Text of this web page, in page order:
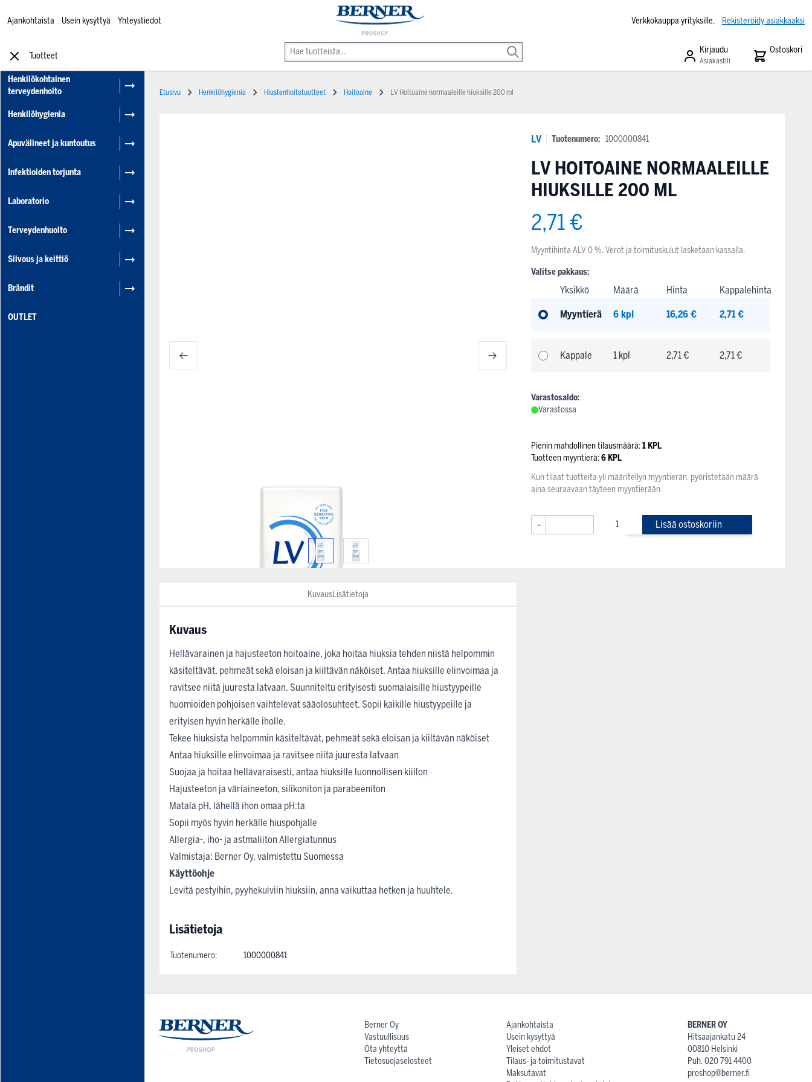
Ajankohtaista Usein kysyttyä Yhteystiedot Verkkokauppa yrityksille. Rekisteröidy asiakkaaksi
Tuotteet
Kirjaudu
Asiakastili
Ostoskori
Henkilökohtainen
terveydenhoito
Henkilöhygienia
Apuvälineet ja kuntoutus
Infektioiden torjunta
Laboratorio
Terveydenhuolto
Siivous ja keittiö
Brändit
OUTLET
LV Tuotenumero: 1000000841
LV HOITOAINE NORMAALEILLE
HIUKSILLE 200 ML
2,71 €
Myyntihinta ALV 0 %. Verot ja toimituskulut lasketaan kassalla.
Valitse pakkaus:
Yksikkö Määrä Hinta Kappalehinta
Myyntierä 6 kpl 16,26 € 2,71 €
Kappale 1 kpl 2,71 € 2,71 €
Varastosaldo:
Varastossa
Pienin mahdollinen tilausmäärä:1 KPL
Tuotteen myyntierä:6 KPL
Kun tilaat tuotteita yli määritellyn myyntierän, pyöristetään määrä
aina seuraavaan täyteen myyntierään
- Lisää ostoskoriin
KuvausLisätietoja
Kuvaus
Hellävarainen ja hajusteeton hoitoaine, joka hoitaa hiuksia tehden niistä helpommin
käsiteltävät, pehmeät sekä eloisan ja kiiltävän näköiset. Antaa hiuksille elinvoimaa ja
ravitsee niitä juuresta latvaan. Suunniteltu erityisesti suomalaisille hiustyypeille
huomioiden pohjoisen vaihtelevat sääolosuhteet. Sopii kaikille hiustyypeille ja
erityisen hyvin herkälle iholle.
Tekee hiuksista helpommin käsiteltävät, pehmeät sekä eloisan ja kiiltävän näköiset
Antaa hiuksille elinvoimaa ja ravitsee niitä juuresta latvaan
Suojaa ja hoitaa hellävaraisesti, antaa hiuksille luonnollisen kiillon
Hajusteeton ja väriaineeton, silikoniton ja parabeeniton
Matala pH, lähellä ihon omaa pH:ta
Sopii myös hyvin herkälle hiuspohjalle
Allergia-, iho- ja astmaliiton Allergiatunnus
Valmistaja: Berner Oy, valmistettu Suomessa
Käyttöohje
Levitä pestyihin, pyyhekuiviin hiuksiin, anna vaikuttaa hetken ja huuhtele.
Lisätietoja
Tuotenumero: 1000000841
Etusivu Henkilöhygienia Hiustenhoitotuotteet Hoitoaine LV Hoitoaine normaaleille hiuksille 200 ml
Berner Oy
Vastuullisuus
Ota yhteyttä
Tietosuojaselosteet
Ajankohtaista
Usein kysyttyä
Yleiset ehdot
Tilaus- ja toimitustavat
Maksutavat
BERNER OY
Hitsaajankatu 24
00810 Helsinki
Puh. 020 791 4400
proshop@berner.fi